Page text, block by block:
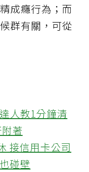
成癮行為；而
群有關，可從
人教1分鐘清
著
接信用卡公司
碰壁